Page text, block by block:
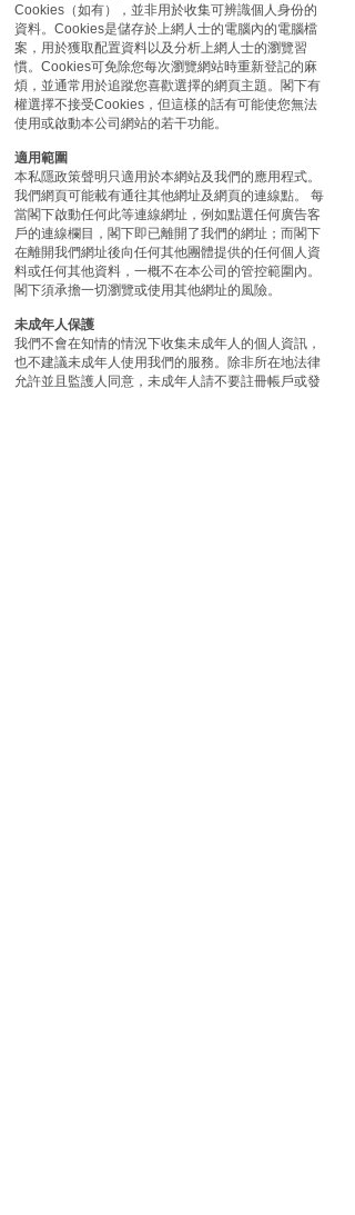
Cookies（如有），並非用於收集可辨識個人身份的
資料。Cookies是儲存於上網人士的電腦內的電腦檔
案，用於獲取配置資料以及分析上網人士的瀏覽習
慣。Cookies可免除您每次瀏覽網站時重新登記的麻
煩，並通常用於追蹤您喜歡選擇的網頁主題。閣下有
權選擇不接受Cookies，但這樣的話有可能使您無法
使用或啟動本公司網站的若干功能。
適用範圍
本私隱政策聲明只適用於本網站及我們的應用程式。
我們網頁可能載有通往其他網址及網頁的連線點。 每
當閣下啟動任何此等連線網址，例如點選任何廣告客
戶的連線欄目，閣下即已離開了我們的網址；而閣下
在離開我們網址後向任何其他團體提供的任何個人資
料或任何其他資料，一概不在本公司的管控範圍內。
閣下須承擔一切瀏覽或使用其他網址的風險。
未成年人保護
我們不會在知情的情況下收集未成年人的個人資訊，
也不建議未成年人使用我們的服務。除非所在地法律
允許並且監護人同意，未成年人請不要註冊帳戶或發